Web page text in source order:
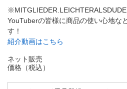
YouTuberの皆様に商品の使い心地な
す！
紹介動画はこちら
ネット販売
価格（税込）